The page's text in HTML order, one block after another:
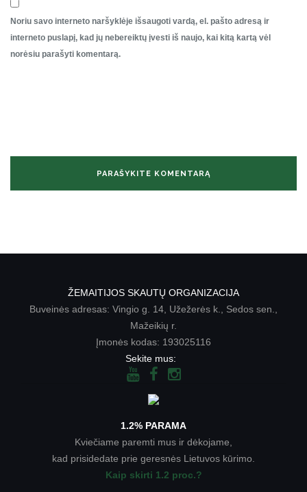
Noriu savo interneto naršyklėje išsaugoti vardą, el. pašto adresą ir
interneto puslapį, kad jų nebereiktų įvesti iš naujo, kai kitą kartą vėl
norėsiu parašyti komentarą.
ŽEMAITIJOS SKAUTŲ ORGANIZACIJA
Buveinės adresas: Vingio g. 14, Užežerės k., Sedos sen.,
Mažeikių r.
Įmonės kodas: 193025116
Sekite mus:
1.2% PARAMA
Kviečiame paremti mus ir dėkojame,
kad prisidedate prie geresnės Lietuvos kūrimo.
Kaip skirti 1.2 proc.?